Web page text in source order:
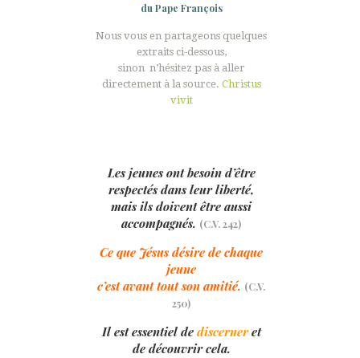
du Pape François
Nous vous en partageons quelques
extraits ci-dessous,
sinon n’hésitez pas à aller
directement à la source. Christus
vivit
Les jeunes ont besoin d’être
respectés dans leur liberté,
mais ils doivent être aussi
accompagnés. (C.V. 242)
Ce que Jésus désire de chaque
jeune
c’est avant tout son amitié. (C.V.
250)
Il est essentiel de discerneret
de découvrir cela.